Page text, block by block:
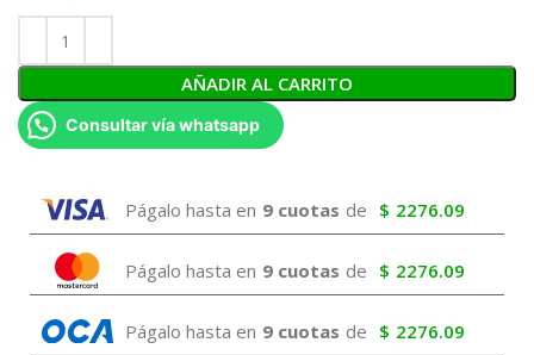
AÑADIR AL CARRITO
Consultar vía whatsapp
Págalo hasta en 9 cuotas de $ 2276.09
Págalo hasta en 9 cuotas de $ 2276.09
Págalo hasta en 9 cuotas de $ 2276.09